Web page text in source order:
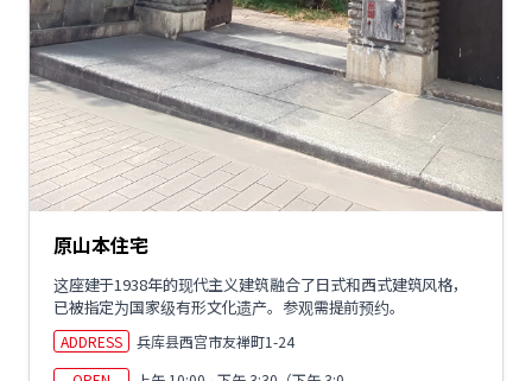
原山本住宅
这座建于1938年的现代主义建筑融合了日式和西式建筑风格，
已被指定为国家级有形文化遗产。参观需提前预约。
ADDRESS
兵库县西宫市友禅町1-24